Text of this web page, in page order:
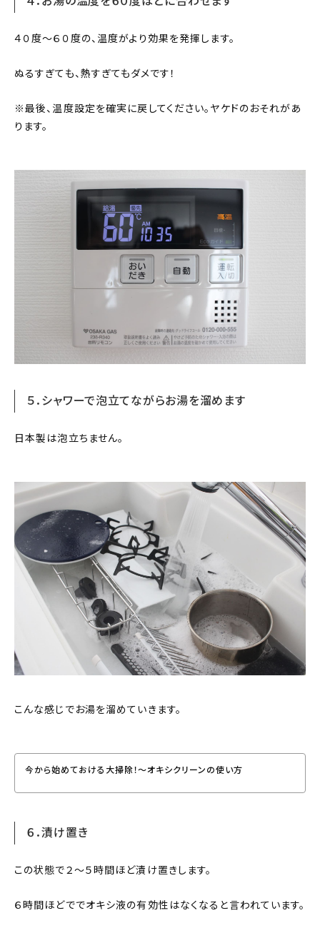
４０度〜６０度の、温度がより効果を発揮します。
ぬるすぎても、熱すぎてもダメです！
※最後、温度設定を確実に戻してください。ヤケドのおそれがあ
ります。
５．シャワーで泡立てながらお湯を溜めます
日本製は泡立ちません。
こんな感じでお湯を溜めていきます。
今から始めておける大掃除！〜オキシクリーンの使い方
６．漬け置き
この状態で２〜５時間ほど漬け置きします。
６時間ほどででオキシ液の有効性はなくなると言われています。